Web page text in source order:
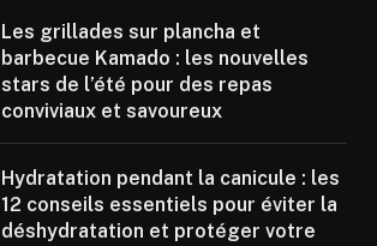
Les grillades sur plancha et
barbecue Kamado : les nouvelles
stars de l’été pour des repas
conviviaux et savoureux
Hydratation pendant la canicule : les
12 conseils essentiels pour éviter la
déshydratation et protéger votre